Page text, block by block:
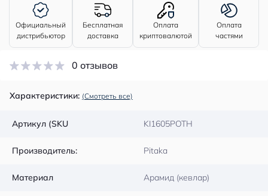
Официальный
дистрибьютор
Бесплатная
доставка
Оплата
криптовалютой
Оплата
частями
0 отзывов
Характеристики: (Смотреть все)
Артикул (SKU KI1605POTH
Производитель: Pitaka
Материал Арамид (кевлар)